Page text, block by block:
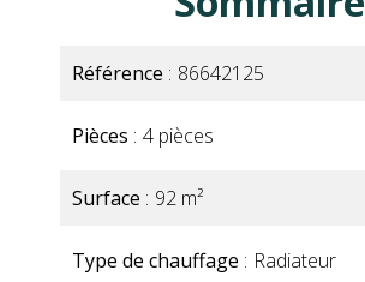
Référence 86642125
Pièces 4 pièces
Surface 92 m²
Type de chauffage Radiateur